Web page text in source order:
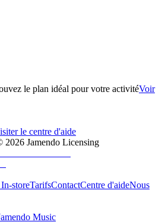
le plan idéal pour votre activitéVoir
le centre d'aide
2026 Jamendo Licensing
storeTarifsContactCentre d'aideNous
Music